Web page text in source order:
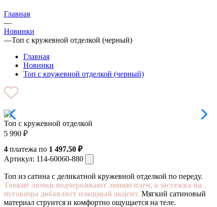
Главная
—
Новинки
—Топ с кружевной отделкой (черный)
Главная
Новинки
Топ с кружевной отделкой (черный)
Топ с кружевной отделкой
5 990 ₽
4 платежа по 1 497.50 ₽
Артикул: 114-60060-880
Топ из сатина с деликатной кружевной отделкой по переду.
Тонкие лямки подчеркивают линию плеч, а застежка на
пуговицы добавляет изящный акцент. Мягкий сатиновый
материал струится и комфортно ощущается на теле.